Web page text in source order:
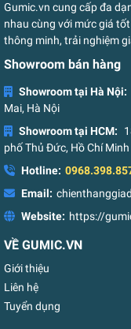
Gumic.vn cung cấp đa
nhau cùng với mức giá
thông minh, trải nghiệm
Showroom bán hàng
Showroom tại Hà Nội:
Mai, Hà Nội
Showroom tại HCM:
phố Thủ Đức, Hồ Chí Minh
Hotline:
Email:
Website: https://
VỀ GUMIC.VN
Giới thiệu
Liên hệ
Tuyển dụng